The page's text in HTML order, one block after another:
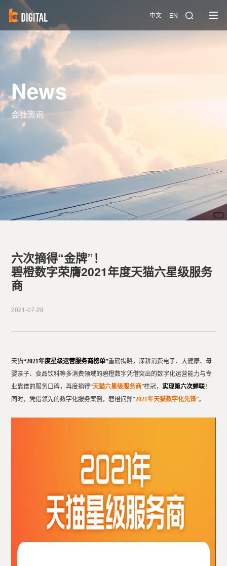
中文 EN
News
会社资讯
六次摘得“金牌”！
碧橙数字荣膺2021年度天猫六星级服务
商
2021-07-29
天猫“2021年度星级运营服务商榜单”重磅揭晓，深耕消费电子、大健康、母
婴亲子、食品饮料等多消费领域的碧橙数字凭借突出的数字化运营能力与专
业靠谱的服务口碑，再度摘得“天猫六星级服务商”桂冠，实现第六次蝉联！
同时，凭借领先的数字化服务案例，碧橙问鼎“2021年天猫数字化先锋”。